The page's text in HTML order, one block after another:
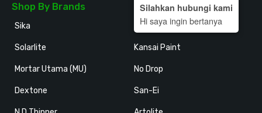
Shop By Brands
Sika
Solarlite
Mortar Utama (MU)
Dextone
Holodeck
Kansai Paint
No Drop
San-Ei
Silahkan hubungi kami
Hi saya ingin bertanya